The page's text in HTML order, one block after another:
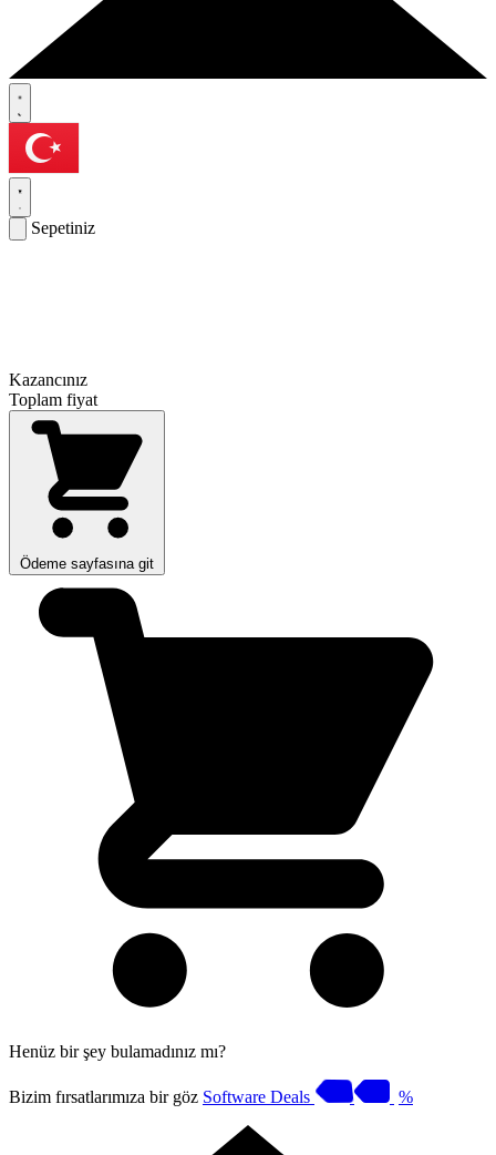
Sepetiniz
Kazancınız
Toplam fiyat
Ödeme sayfasına git
Henüz bir şey bulamadınız mı?
Bizim fırsatlarımıza bir göz Software Deals %